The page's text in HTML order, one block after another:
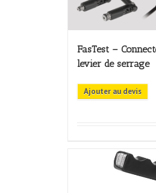
FasTest –
levier de serrage
Ajouter au devis